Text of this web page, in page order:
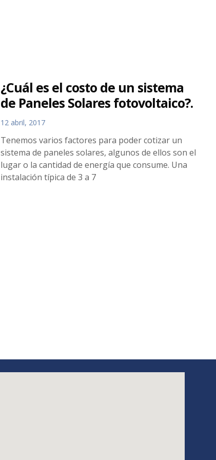
¿Cuál es el costo de un sistema
de Paneles Solares fotovoltaico?.
12 abril, 2017
Tenemos varios factores para poder cotizar un
sistema de paneles solares, algunos de ellos son el
lugar o la cantidad de energía que consume. Una
instalación típica de 3 a 7